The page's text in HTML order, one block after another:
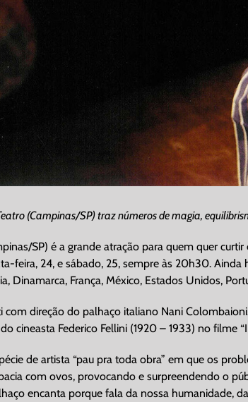
(Campinas/SP) traz números de magia,
SP) é a grande atração para quem quer
feira, 24, e sábado, 25, sempre às 20h30.
Dinamarca, França, México, Estados Unidos,
direção do palhaço italiano Nani
cineasta Federico Fellini (1920 – 1933) no filme “I
de artista “pau pra toda obra” em que os
com ovos, provocando e surpreendendo o
encanta porque fala da nossa humanidade,